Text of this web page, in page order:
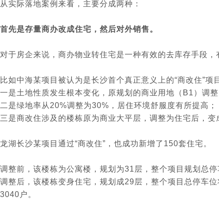
从实际落地案例来看，主要分成两种：
首先是存量商办改成住宅，然后对外销售。
对于房企来说，商办物业转住宅是一种有效的去库存手段
比如中海某项目被认为是长沙首个真正意义上的“商改住”项
一是土地性质发生根本变化，原规划的商业用地（B1）调
二是绿地率从20%调整为30%，居住环境舒服度有所提高；
三是商改住涉及的楼栋原为商业大平层，调整为住宅后，
龙湖长沙某项目通过“商改住”，也成功新增了150套住宅。
调整前，该楼栋为公寓楼，规划为31层，整个项目规划总
调整后，该楼栋变身住宅，规划成29层，整个项目总停车
3040户。